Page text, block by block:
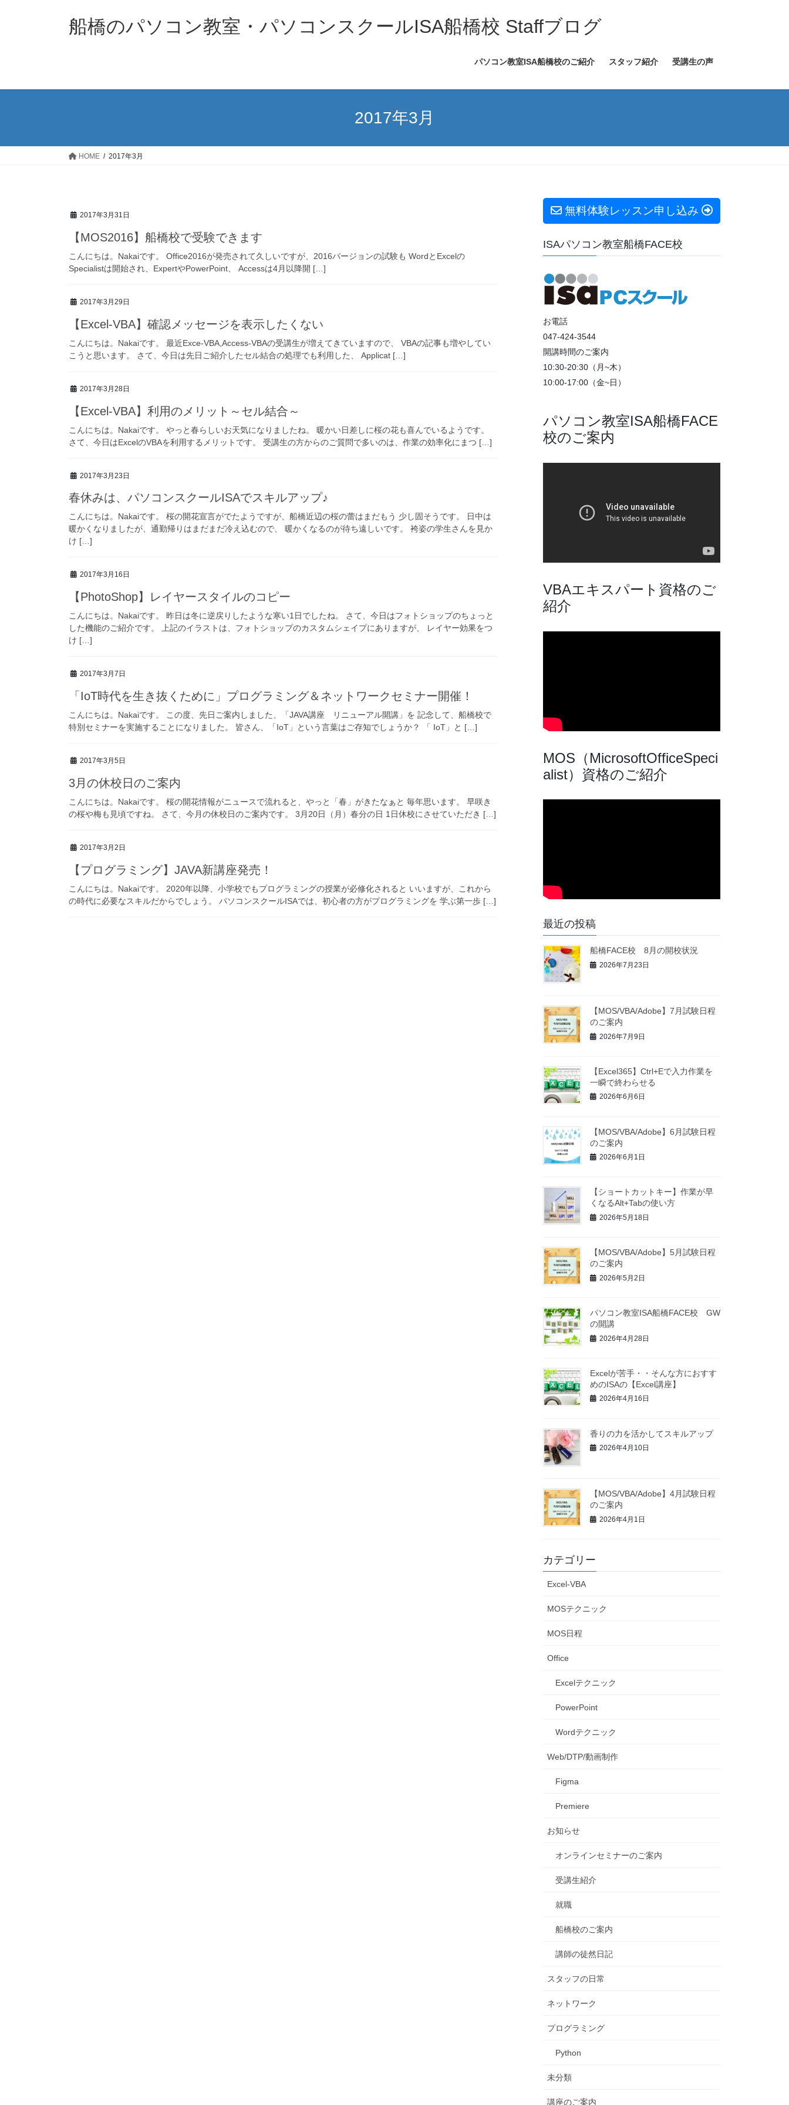
ス
ン
船橋のパソコン教室・パソコンスクールISA船橋校 Staffブログ
パソコン教室ISA船橋校のご紹介 スタッフ紹介 受講生の声
2017年3月
HOME 2017年3月
2017年3月31日
【MOS2016】船橋校で受験できます
こんにちは。Nakaiです。 Office2016が発売されて久しいですが、2016バージョンの試験も WordとExcelの
Specialistは開始され、ExpertやPowerPoint、 Accessは4月以降開 […]
2017年3月29日
【Excel-VBA】確認メッセージを表示したくない
こんにちは。Nakaiです。 最近Exce-VBA,Access-VBAの受講生が増えてきていますので、 VBAの記事も増やしてい
こうと思います。 さて、今日は先日ご紹介したセル結合の処理でも利用した、 Applicat […]
2017年3月28日
【Excel-VBA】利用のメリット～セル結合～
こんにちは。Nakaiです。 やっと春らしいお天気になりましたね。 暖かい日差しに桜の花も喜んでいるようです。
さて、今日はExcelのVBAを利用するメリットです。 受講生の方からのご質問で多いのは、作業の効率化にまつ […]
2017年3月23日
春休みは、パソコンスクールISAでスキルアップ♪
こんにちは。Nakaiです。 桜の開花宣言がでたようですが、船橋近辺の桜の蕾はまだもう 少し固そうです。 日中は
暖かくなりましたが、通勤帰りはまだまだ冷え込むので、 暖かくなるのが待ち遠しいです。 袴姿の学生さんを見か
け […]
2017年3月16日
【PhotoShop】レイヤースタイルのコピー
こんにちは。Nakaiです。 昨日は冬に逆戻りしたような寒い1日でしたね。 さて、今日はフォトショップのちょっと
した機能のご紹介です。 上記のイラストは、フォトショップのカスタムシェイプにありますが、 レイヤー効果をつ
け […]
2017年3月7日
「IoT時代を生き抜くために」プログラミング＆ネットワークセミナー開催！
こんにちは。Nakaiです。 この度、先日ご案内しました、「JAVA講座 リニューアル開講」を 記念して、船橋校で
特別セミナーを実施することになりました。 皆さん、「IoT」という言葉はご存知でしょうか？ 「 IoT」と […]
2017年3月5日
3月の休校日のご案内
こんにちは。Nakaiです。 桜の開花情報がニュースで流れると、やっと「春」がきたなぁと 毎年思います。 早咲き
の桜や梅も見頃ですね。 さて、今月の休校日のご案内です。 3月20日（月）春分の日 1日休校にさせていただき […]
2017年3月2日
【プログラミング】JAVA新講座発売！
こんにちは。Nakaiです。 2020年以降、小学校でもプログラミングの授業が必修化されると いいますが、これから
の時代に必要なスキルだからでしょう。 パソコンスクールISAでは、初心者の方がプログラミングを 学ぶ第一歩 […]
無料体験レッスン申し込み
ISAパソコン教室船橋FACE校
お電話
047-424-3544
開講時間のご案内
10:30-20:30（月~木）
10:00-17:00（金~日）
パソコン教室ISA船橋FACE
校のご案内
VBAエキスパート資格のご
紹介
MOS（MicrosoftOfficeSpeci
alist）資格のご紹介
最近の投稿
船橋FACE校 8月の開校状況
2026年7月23日
【MOS/VBA/Adobe】7月試験日程
のご案内
2026年7月9日
【Excel365】Ctrl+Eで入力作業を
一瞬で終わらせる
2026年6月6日
【MOS/VBA/Adobe】6月試験日程
のご案内
2026年6月1日
【ショートカットキー】作業が早
くなるAlt+Tabの使い方
2026年5月18日
【MOS/VBA/Adobe】5月試験日程
のご案内
2026年5月2日
パソコン教室ISA船橋FACE校 GW
の開講
2026年4月28日
Excelが苦手・・そんな方におすす
めのISAの【Excel講座】
2026年4月16日
香りの力を活かしてスキルアップ
2026年4月10日
【MOS/VBA/Adobe】4月試験日程
のご案内
2026年4月1日
カテゴリー
Excel-VBA
MOSテクニック
MOS日程
Office
Excelテクニック
PowerPoint
Wordテクニック
Web/DTP/動画制作
Figma
Premiere
お知らせ
オンラインセミナーのご案内
受講生紹介
就職
船橋校のご案内
講師の徒然日記
スタッフの日常
ネットワーク
プログラミング
Python
未分類
講座のご案内